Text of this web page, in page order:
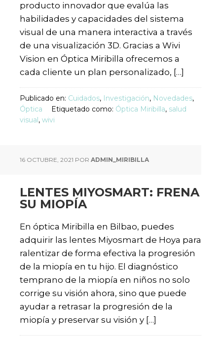
producto innovador que evalúa las
habilidades y capacidades del sistema
visual de una manera interactiva a través
de una visualización 3D. Gracias a Wivi
Vision en Óptica Miribilla ofrecemos a
cada cliente un plan personalizado, […]
Publicado en: Cuidados, Investigación, Novedades,
Óptica
Etiquetado como: Óptica Miribilla, salud
visual, wivi
16 OCTUBRE, 2021 POR ADMIN_MIRIBILLA
LENTES MIYOSMART: FRENA
SU MIOPÍA
En óptica Miribilla en Bilbao, puedes
adquirir las lentes Miyosmart de Hoya para
ralentizar de forma efectiva la progresión
de la miopía en tu hijo. El diagnóstico
temprano de la miopía en niños no solo
corrige su visión ahora, sino que puede
ayudar a retrasar la progresión de la
miopía y preservar su visión y […]